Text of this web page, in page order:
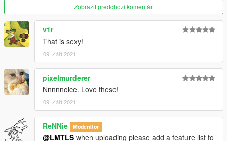
Zobrazit předchozí komentář.
v1r
That is sexy!
09. Září 2021
pixelmurderer
Nnnnnoice. Love these!
09. Září 2021
ReNNie Moderátor
@LMTLS when uploading please add a feature list to